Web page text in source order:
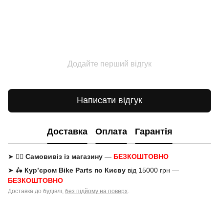
Додайте перший відгук
Написати відгук
Доставка Оплата Гарантія
➤ 🚶‍♂️ Самовивіз із магазину — БЕЗКОШТОВНО
➤ 🛵 Кур’єром Bike Parts по Києву від 15000 грн —
БЕЗКОШТОВНО
Доставка до будівлі, без підйому на поверх.